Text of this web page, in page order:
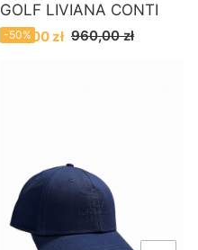
GOLF LIVIANA CONTI
Cena promocyjna
480,00 zł 960,00 zł
-50%